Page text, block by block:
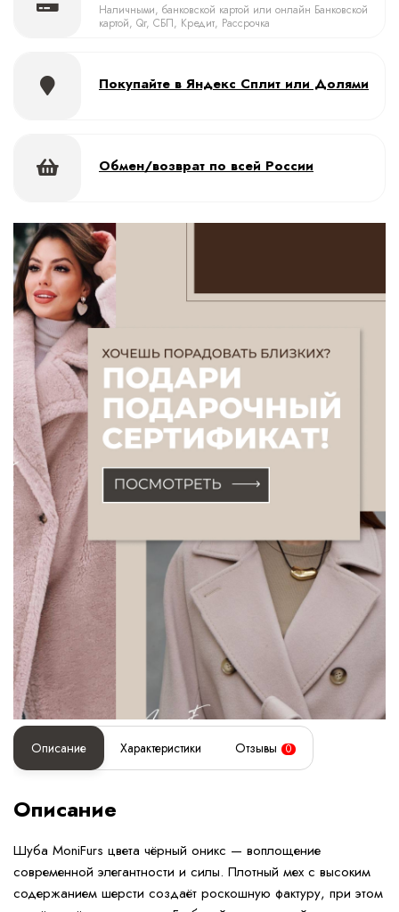
Наличными, банковской картой или онлайн Банковской
картой, Qr, СБП, Кредит, Рассрочка
Покупайте в Яндекс Сплит или Долями
Обмен/возврат по всей России
Описание Характеристики Отзывы 0
Описание
Шуба MoniFurs цвета чёрный оникс — воплощение
современной элегантности и силы. Плотный мех с высоким
содержанием шерсти создаёт роскошную фактуру, при этом